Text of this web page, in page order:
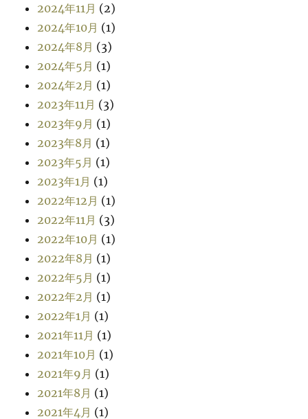
2024年11月 (2)
2024年10月 (1)
2024年8月 (3)
2024年5月 (1)
2024年2月 (1)
2023年11月 (3)
2023年9月 (1)
2023年8月 (1)
2023年5月 (1)
2023年1月 (1)
2022年12月 (1)
2022年11月 (3)
2022年10月 (1)
2022年8月 (1)
2022年5月 (1)
2022年2月 (1)
2022年1月 (1)
2021年11月 (1)
2021年10月 (1)
2021年9月 (1)
2021年8月 (1)
2021年4月 (1)